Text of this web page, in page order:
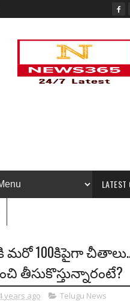
LATEST
100కిపైగా
తీసుకొస్తున్నారంటే?
years ago Telugu News